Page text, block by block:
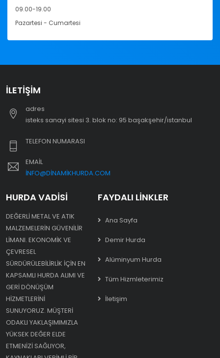
09.00-19.00
Pazartesi - Cumartesi
İLETIŞIM
adres
i̇steks sanayi sitesi 3. blok no: 95 başakşehir/i̇stanbul
TELEFON NUMARASI
EMAIL
INFO@DINAMIKHURDA.COM
HURDA VADISI
DEĞERLI METAL VE ATIK
MALZEMELERIN GÜVENILIR
LIMANI. EKONOMIK VE
ÇEVRESEL
SÜRDÜRÜLEBILIRLIK IÇIN EN
KAPSAMLI HURDA ALIMI VE
GERI DÖNÜŞÜM
HIZMETLERINI
SUNUYORUZ. MÜŞTERI
ODAKLI YAKLAŞIMIMIZLA
YÜKSEK DEĞER ELDE
ETMENIZI SAĞLIYOR,
FAYDALI LINKLER
Ana Sayfa
Demir Hurda
Alüminyum Hurda
Tüm Hizmleterimiz
İletişim